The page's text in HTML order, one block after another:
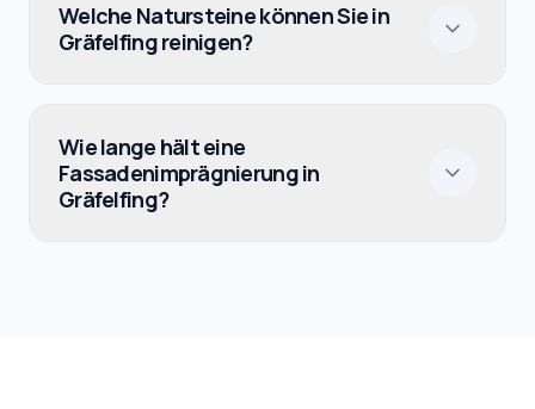
Welche Natursteine können Sie in
Gräfelfing reinigen?
Wie lange hält eine
Fassadenimprägnierung in
Gräfelfing?